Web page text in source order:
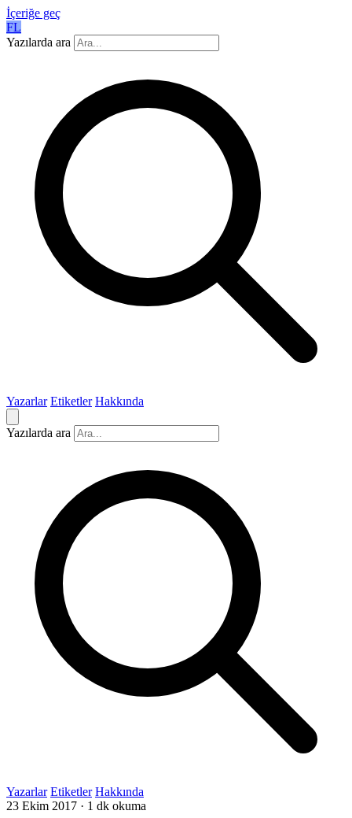
İçeriğe geç
FL
Yazılarda ara
Yazarlar Etiketler Hakkında
Yazılarda ara
Yazarlar Etiketler Hakkında
23 Ekim 2017 · 1 dk okuma